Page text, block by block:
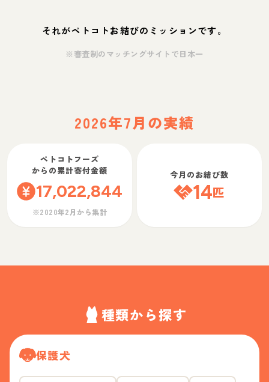
それがペトコトお結びのミッションです。
※審査制のマッチングサイトで日本一
2026年7月の実績
ペトコトフーズ
からの累計寄付金額
17,022,844
※2020年2月から集計
今月のお結び数
14匹
種類から探す
保護犬